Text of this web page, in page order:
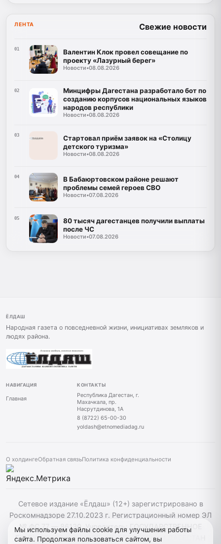
ЛЕНТА Свежие новости
01
Валентин Клок провел совещание по
проекту «Лазурный берег»
Новости•08.08.2026
02
Минцифры Дагестана разработало бот по
созданию корпусов национальных языков
народов республики
Новости•08.08.2026
03
Стартовал приём заявок на «Столицу
детского туризма»
Новости•08.08.2026
04
В Бабаюртовском районе решают
проблемы семей героев СВО
Новости•07.08.2026
05
80 тысяч дагестанцев получили выплаты
после ЧС
Новости•07.08.2026
ЁЛДАШ
Народная газета о повседневной жизни, инициативах земляков и
людях района.
НАВИГАЦИЯ
Главная
КОНТАКТЫ
Республика Дагестан, г.
Махачкала, пр.
Насрутдинова, 1А
8 (8722) 65-00-30
yoldash@etnomediadag.ru
О холдингеОбратная связьПолитика конфиденциальности
Сетевое издание «Ёлдаш» (12+) зарегистрировано в
Роскомнадзоре 27.10.2023 г. Регистрационный номер ЭЛ
№ ФС 77 — 86130. Учредитель: ГОСУДАРСТВЕННОЕ
БЮДЖЕТНОЕ УЧРЕЖДЕНИЕ РЕСПУБЛИКИ ДАГЕСТАН
Мы используем файлы cookie для улучшения работы
сайта. Продолжая пользоваться сайтом, вы